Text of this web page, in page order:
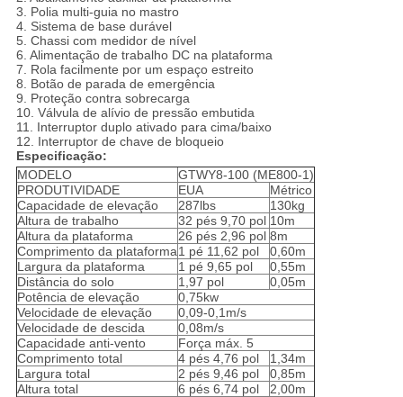
3. Polia multi-guia no mastro
4. Sistema de base durável
5. Chassi com medidor de nível
6. Alimentação de trabalho DC na plataforma
7. Rola facilmente por um espaço estreito
8. Botão de parada de emergência
9. Proteção contra sobrecarga
10. Válvula de alívio de pressão embutida
11. Interruptor duplo ativado para cima/baixo
12. Interruptor de chave de bloqueio
Especificação:
MODELO
GTWY8-100 (ME800-1)
PRODUTIVIDADE
EUA
Métrico
Capacidade de elevação
287lbs
130kg
Altura de trabalho
32 pés 9,70 pol 10m
Altura da plataforma
26 pés 2,96 pol 8m
Comprimento da plataforma1 pé 11,62 pol
0,60m
Largura da plataforma
1 pé 9,65 pol
0,55m
Distância do solo
1,97 pol
0,05m
Potência de elevação
0,75kw
Velocidade de elevação
0,09-0,1m/s
Velocidade de descida
0,08m/s
Capacidade anti-vento
Força máx. 5
Comprimento total
4 pés 4,76 pol
1,34m
Largura total
2 pés 9,46 pol
0,85m
Altura total
6 pés 6,74 pol 2,00m